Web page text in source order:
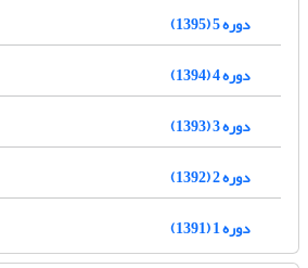
دوره 5 (1395)
دوره 4 (1394)
دوره 3 (1393)
دوره 2 (1392)
دوره 1 (1391)